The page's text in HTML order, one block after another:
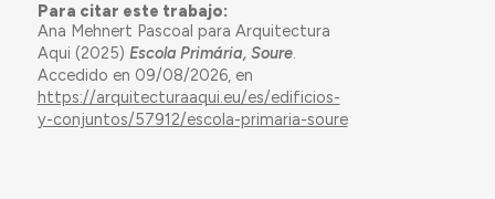
Para citar este trabajo:
Ana Mehnert Pascoal para Arquitectura
Aqui (2025) Escola Primária, Soure.
Accedido en 09/08/2026, en
https://arquitecturaaqui.eu/es/edificios-
y-conjuntos/57912/escola-primaria-soure